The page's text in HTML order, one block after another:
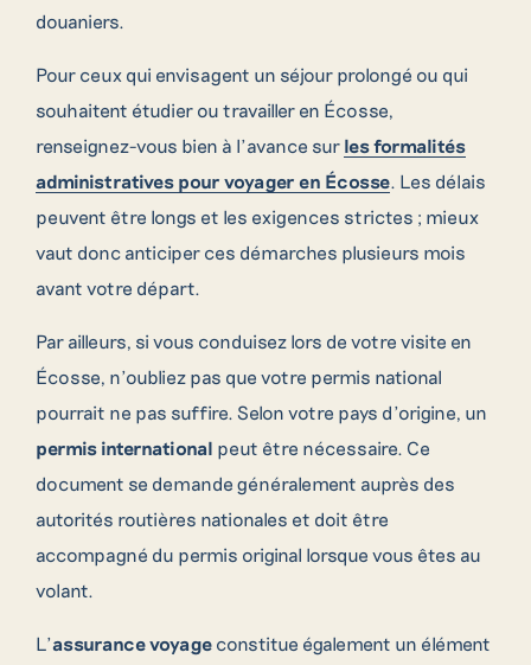
douaniers.
Pour ceux qui envisagent un séjour prolongé ou qui
souhaitent étudier ou travailler en Écosse,
renseignez-vous bien à l’avance sur les formalités
administratives pour voyager en Écosse . Les délais
peuvent être longs et les exigences strictes ; mieux
vaut donc anticiper ces démarches plusieurs mois
avant votre départ.
Par ailleurs, si vous conduisez lors de votre visite en
Écosse, n’oubliez pas que votre permis national
pourrait ne pas suffire. Selon votre pays d’origine, un
permis international peut être nécessaire. Ce
document se demande généralement auprès des
autorités routières nationales et doit être
accompagné du permis original lorsque vous êtes au
volant.
L’assurance voyage constitue également un élément